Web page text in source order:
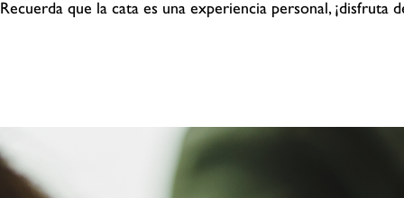
Recuerda que la cata es una experiencia personal, ¡disfruta